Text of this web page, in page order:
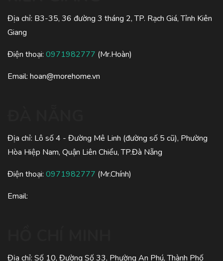
Địa chỉ: B3-35, 36 đường 3 tháng 2, TP. Rạch Giá, Tỉnh Kiên
Giang
Điện thoại: 0971982777 (Mr.Hoàn)
Email: hoan@morehome.vn
Địa chỉ: Lô số 4 - Đường Mê Linh (đường số 5 cũ), Phường
Hòa Hiệp Nam, Quận Liên Chiểu, TP.Đà Nẵng
Điện thoại: 0971982777 (Mr.Chính)
Email:
Địa chỉ: Số 10, Đường Số 33, Phường An Phú, Thành Phố